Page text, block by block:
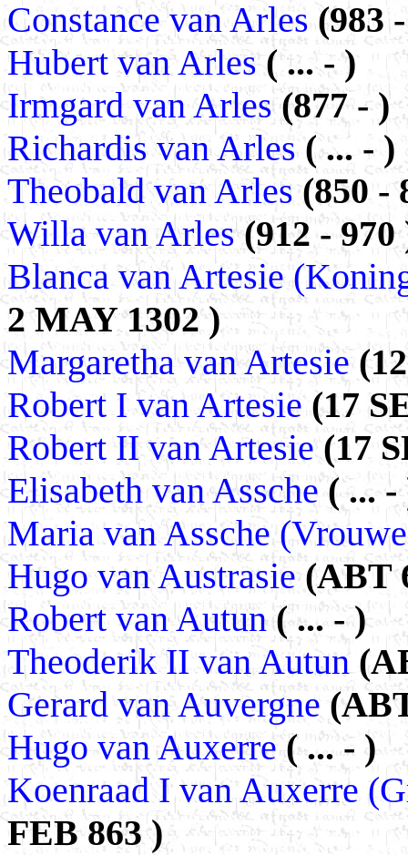
Constance van Arles(983
Hubert van Arles( ... - )
Irmgard van Arles(877 - )
Richardis van Arles ( ... - )
Theobald van Arles(850 -
Willa van Arles(912 - 970
Blanca van Artesie
2 MAY 1302 )
Margaretha van Artesie
Robert I van Artesie (17
Robert II van Artesie(17
Elisabeth van Assche( ... -
Maria van Assche
Hugo van Austrasie(ABT
Robert van Autun( ... - )
Theoderik II van Autun
Gerard van Auvergne
Hugo van Auxerre( ... - )
Koenraad I van Auxerre
FEB 863 )